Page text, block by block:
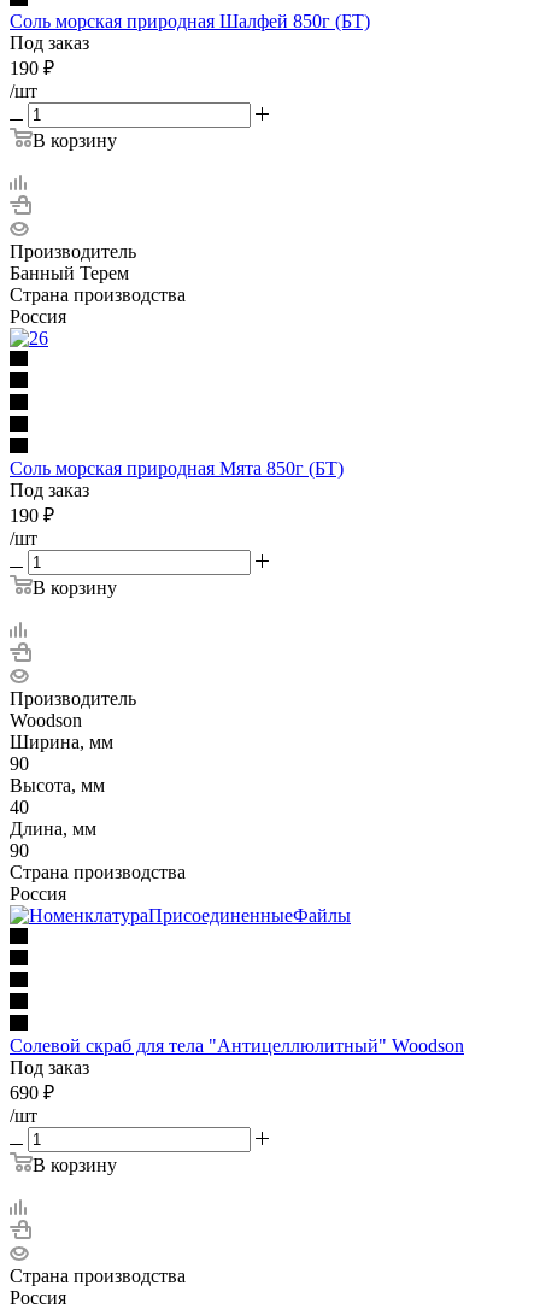
Соль морская природная Шалфей 850г (БТ)
Под заказ
190 ₽
/шт
В корзину
Производитель
Банный Терем
Страна производства
Россия
Соль морская природная Мята 850г (БТ)
Под заказ
190 ₽
/шт
В корзину
Производитель
Woodson
Ширина, мм
90
Высота, мм
40
Длина, мм
90
Страна производства
Россия
Солевой скраб для тела "Антицеллюлитный" Woodson
Под заказ
690 ₽
/шт
В корзину
Страна производства
Россия